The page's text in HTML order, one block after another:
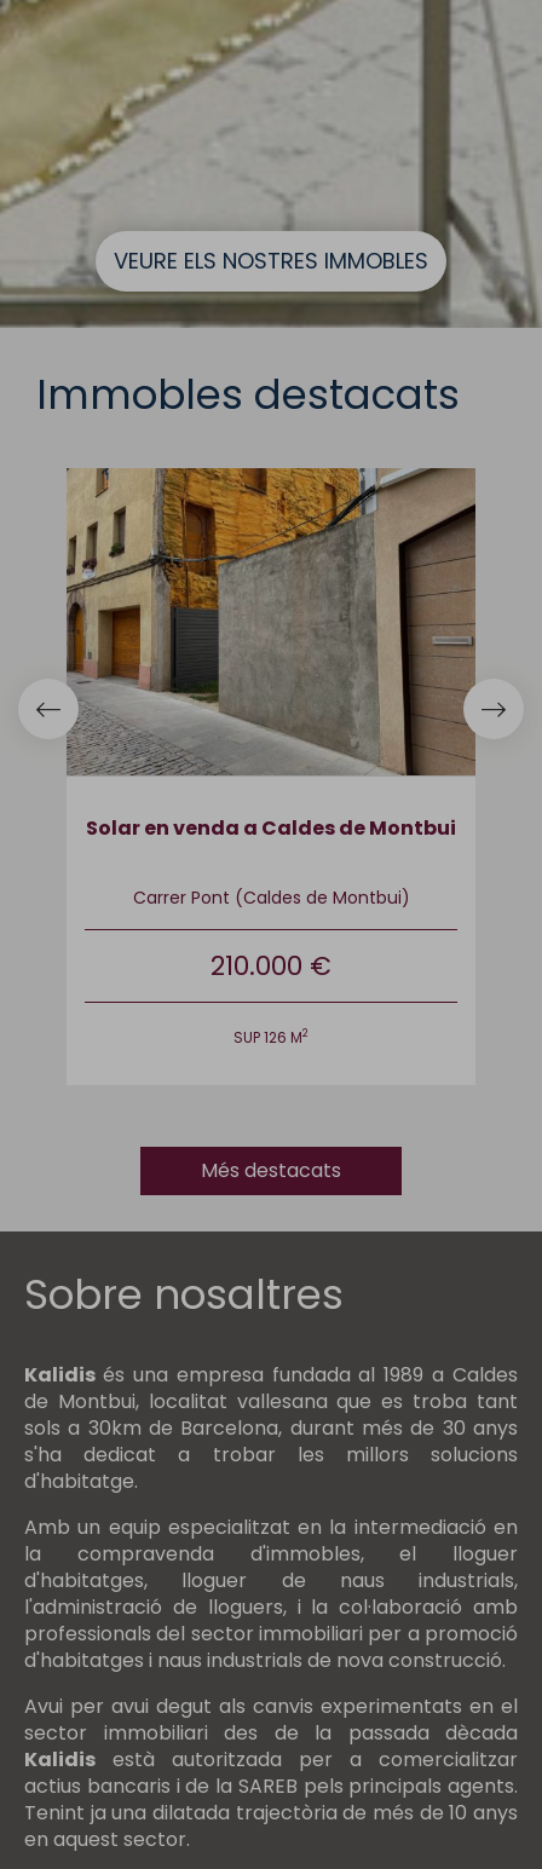
VEURE ELS NOSTRES IMMOBLES
Immobles destacats
Casa en venda a Caldes de Montbui
Carrer Vic (Caldes de Montbui)
345.000 €
BAN 3
Més destacats
Sobre nosaltres
Kalidis és una empresa fundada al 1989 a Caldes
de Montbui, localitat vallesana que es troba tant
sols a 30km de Barcelona, durant més de 30 anys
s'ha dedicat a trobar les millors solucions
d'habitatge.
Amb un equip especialitzat en la intermediació en
la compravenda d'immobles, el lloguer
d'habitatges, lloguer de naus industrials,
l'administració de lloguers, i la col·laboració amb
professionals del sector immobiliari per a promoció
d'habitatges i naus industrials de nova construcció.
Avui per avui degut als canvis experimentats en el
sector immobiliari des de la passada dècada
Kalidis està autoritzada per a comercialitzar
actius bancaris i de la SAREB pels principals agents.
Tenint ja una dilatada trajectòria de més de 10 anys
en aquest sector.